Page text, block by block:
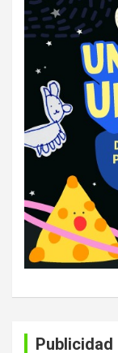
Publicidad